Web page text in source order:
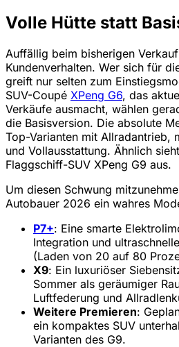
Volle Hütte statt
Auffällig beim bisherigen
Kundenverhalten. Wer sich für
greift nur selten zum
SUV-Coupé XPeng G6, das
Verkäufe ausmacht, wählen
die Basisversion. Die absolute
Top-Varianten mit Allradantrieb,
und Vollausstattung. Ähnlich
Flaggschiff-SUV XPeng G9 aus.
Um diesen Schwung
Autobauer 2026 ein wahres
P7+: Eine smarte
Integration und
(Laden von 20 auf 80
X9: Ein luxuriöser
Sommer als geräumiger
Luftfederung und
Weitere Premieren:
ein kompaktes SUV
Varianten des G9.